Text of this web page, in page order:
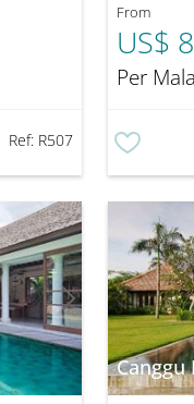
Ref: R507
From
US$
Per
Canggu